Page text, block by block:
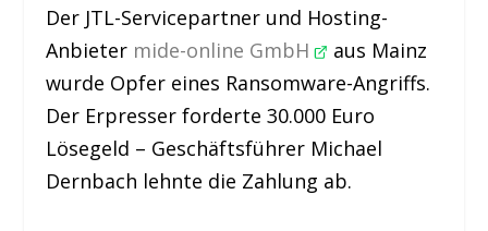
Der JTL-Servicepartner und Hosting-
Anbieter mide-online GmbH
aus Mainz
wurde Opfer eines Ransomware-Angriffs.
Der Erpresser forderte 30.000 Euro
Lösegeld – Geschäftsführer Michael
Dernbach lehnte die Zahlung ab.